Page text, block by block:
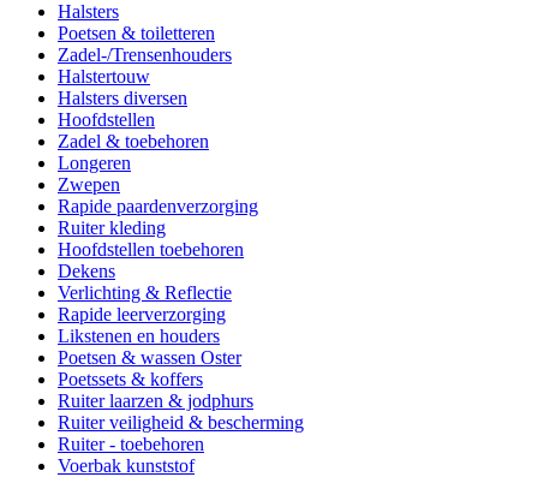
Halsters
Poetsen & toiletteren
Zadel-/Trensenhouders
Halstertouw
Halsters diversen
Hoofdstellen
Zadel & toebehoren
Longeren
Zwepen
Rapide paardenverzorging
Ruiter kleding
Hoofdstellen toebehoren
Dekens
Verlichting & Reflectie
Rapide leerverzorging
Likstenen en houders
Poetsen & wassen Oster
Poetssets & koffers
Ruiter laarzen & jodphurs
Ruiter veiligheid & bescherming
Ruiter - toebehoren
Voerbak kunststof